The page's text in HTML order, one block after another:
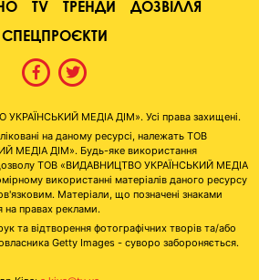
TV ТРЕНДИ
ДОЗВІЛЛЯ
СПЕЦПРОЄКТИ
МЕДІА ДІМ». Усі права захищені.
на даному ресурсі, належать ТОВ
МЕДІА ДІМ». Будь-яке використання
дозволу ТОВ «ВИДАВНИЦТВО УКРАЇНСЬКИЙ МЕДІА
використанні матеріалів даного ресурсу
Матеріали, що позначені знаками
на правах реклами.
та відтворення фотографічних творів та/або
Getty Images - суворо забороняється.